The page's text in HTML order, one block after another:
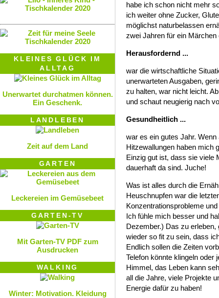
habe ich schon nicht mehr
ich weiter ohne Zucker,
möglichst naturbelassen
zwei Jahren für ein Märchen
Herausfordernd ...
war die wirtschaftliche
unerwarteten Ausgaben,
zu halten, war nicht leicht.
und schaut neugierig nach
Gesundheitlich ...
war es ein gutes Jahr.
Hitzewallungen haben mich
Einzig gut ist, dass sie viele
dauerhaft da sind. Juche!
Was ist alles durch die
Heuschnupfen war die
Konzentrationsprobleme
Ich fühle mich besser und
Dezember.) Das zu
wieder so fit zu sein, dass
Endlich sollen die Zeiten
Telefon könnte klingeln oder
Himmel, das Leben kann
all die Jahre, viele Projekte
Energie dafür zu haben!
KLEINES GLÜCK IM
ALLTAG
Unerwartet durchatmen können.
Ein Geschenk.
LANDLEBEN
Zeit auf dem Land
GARTEN
Leckereien im Gemüsebeet
GARTEN-TV
Mit Garten-TV PDF zum
Ausdrucken
WALKING
Winter: Motivation. Kleidung